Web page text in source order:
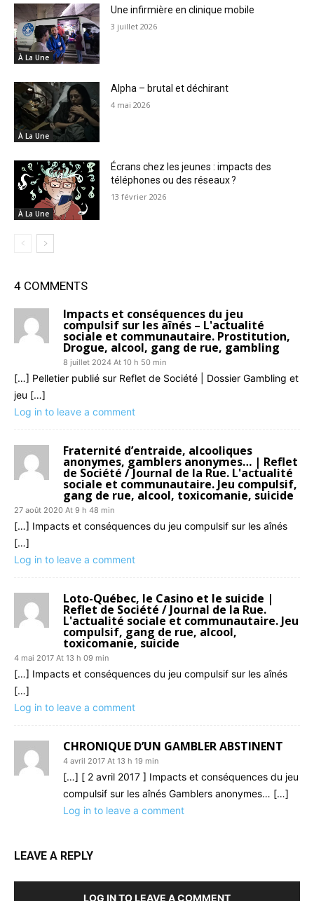
À La Une
Une infirmière en clinique mobile
3 juillet 2026
À La Une
Alpha – brutal et déchirant
4 mai 2026
À La Une
Écrans chez les jeunes : impacts des
téléphones ou des réseaux ?
13 février 2026
4 COMMENTS
Impacts et conséquences du jeu
compulsif sur les aînés – L'actualité
sociale et communautaire. Prostitution,
Drogue, alcool, gang de rue, gambling
8 juillet 2024 At 10 h 50 min
[…] Pelletier publié sur Reflet de Société | Dossier Gambling et
jeu […]
Log in to leave a comment
Fraternité d’entraide, alcooliques
anonymes, gamblers anonymes… | Reflet
de Société / Journal de la Rue. L'actualité
sociale et communautaire. Jeu compulsif,
gang de rue, alcool, toxicomanie, suicide
27 août 2020 At 9 h 48 min
[…] Impacts et conséquences du jeu compulsif sur les aînés
[…]
Log in to leave a comment
Loto-Québec, le Casino et le suicide |
Reflet de Société / Journal de la Rue.
L'actualité sociale et communautaire. Jeu
compulsif, gang de rue, alcool,
toxicomanie, suicide
4 mai 2017 At 13 h 09 min
[…] Impacts et conséquences du jeu compulsif sur les aînés
[…]
Log in to leave a comment
CHRONIQUE D’UN GAMBLER ABSTINENT
4 avril 2017 At 13 h 19 min
[…] [ 2 avril 2017 ] Impacts et conséquences du jeu
compulsif sur les aînés Gamblers anonymes… […]
Log in to leave a comment
LEAVE A REPLY
LOG IN TO LEAVE A COMMENT